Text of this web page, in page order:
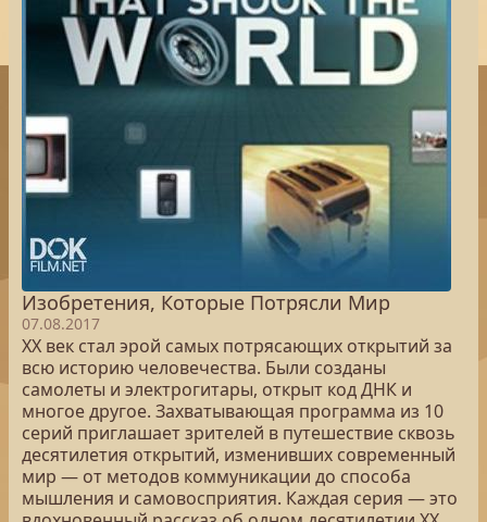
Изобретения, Которые Потрясли Мир
07.08.2017
ХХ век стал эрой самых потрясающих открытий за
всю историю человечества. Были созданы
самолеты и электрогитары, открыт код ДНК и
многое другое. Захватывающая программа из 10
серий приглашает зрителей в путешествие сквозь
десятилетия открытий, изменивших современный
мир — от методов коммуникации до способа
мышления и самовосприятия. Каждая серия — это